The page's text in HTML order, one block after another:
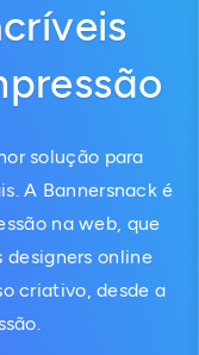
solução para
A Bannersnack é
na web, que
designers online
criativo, desde a